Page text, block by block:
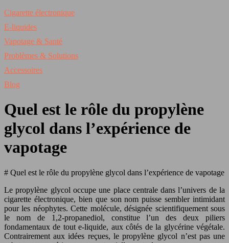
Cigarette électronique
E-liquides
Vapotage & Santé
Problèmes & Solutions
Accessoires
Blog
Quel est le rôle du propylène
glycol dans l’expérience de
vapotage
# Quel est le rôle du propylène glycol dans l’expérience de vapotage
Le propylène glycol occupe une place centrale dans l’univers de la
cigarette électronique, bien que son nom puisse sembler intimidant
pour les néophytes. Cette molécule, désignée scientifiquement sous
le nom de 1,2-propanediol, constitue l’un des deux piliers
fondamentaux de tout e-liquide, aux côtés de la glycérine végétale.
Contrairement aux idées reçues, le propylène glycol n’est pas une